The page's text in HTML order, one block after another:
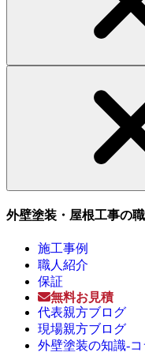
外壁塗装・屋根工事の
施工事例
職人紹介
保証
無料お見積
代表親方ブログ
現場親方ブログ
外壁塗装の知識-コ